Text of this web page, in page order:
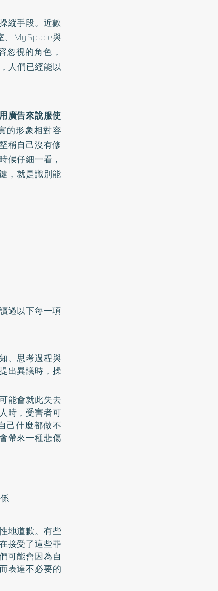
縱手段。近數
、MySpace與
忽視的角色，
人們已經能以
廣告來說服使
的形象相對容
稱自己沒有修
候仔細一看，
，就是識別能
過以下每一項
、思考過程與
出異議時，操
能會就此失去
時，受害者可
己什麼都做不
帶來一種悲傷
地道歉。有些
接受了這些罪
可能會因為自
表達不必要的